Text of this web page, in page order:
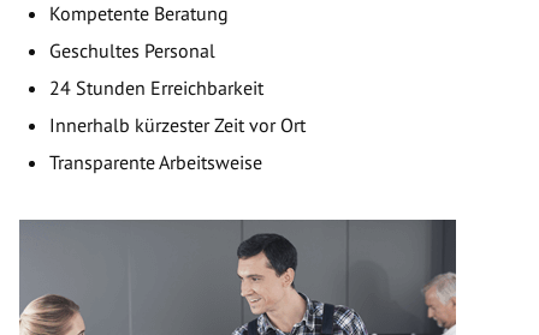
Kompetente Beratung
Geschultes Personal
24 Stunden Erreichbarkeit
Innerhalb kürzester Zeit vor Ort
Transparente Arbeitsweise